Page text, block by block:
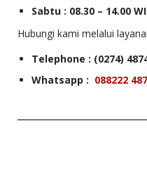
Sabtu : 08.30 – 14.00
Hubungi kami melalui
Telephone : (0274)
Whatsapp : 088222